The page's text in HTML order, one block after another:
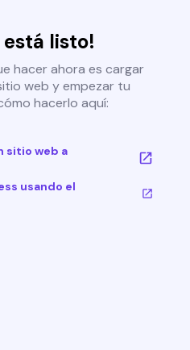
está listo!
hacer ahora es cargar
web y empezar tu
hacerlo aquí:
sitio web a
usando el